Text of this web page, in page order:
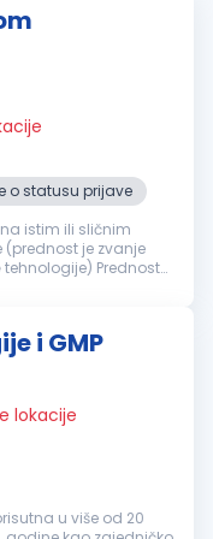
o statusu prijave
(prednost je zvanje
tehnologije) Prednost
i GMP
lokacije
u više od 20